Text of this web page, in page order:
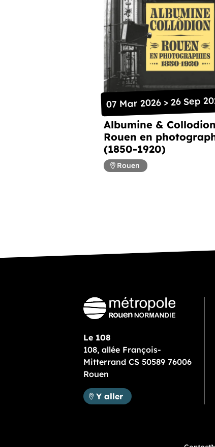
Albumine &
Rouen en
(1850-1920)
07 Mar 2026 > 26 Sep
Rouen
Le 108
108, allée François-
Mitterrand CS 50589 76006
Rouen
Métropole Rouen Normandie
Y aller